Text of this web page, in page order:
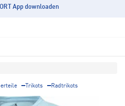
App downloaden
Trikots Radtrikots